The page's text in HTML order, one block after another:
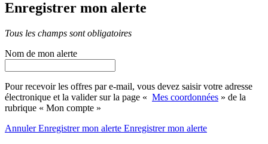
Enregistrer mon alerte
Tous les champs sont obligatoires
Nom de mon alerte
Pour recevoir les offres par e-mail, vous devez saisir votre adresse
électronique et la valider sur la page « Mes coordonnées » de la
rubrique « Mon compte »
AnnulerEnregistrer mon alerte Enregistrermon alerte